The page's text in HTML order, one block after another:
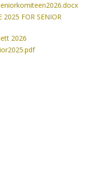
2025 FOR SENIOR
2026